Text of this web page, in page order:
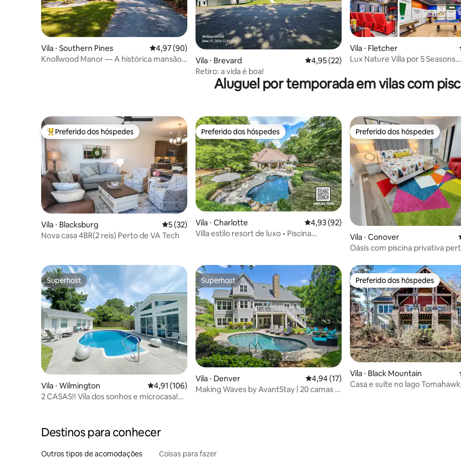
Vila ⋅ Southern Pines 4,97 de uma avaliação média de 5, 90 avaliações
4,97 (90)
Knollwood Manor — A histórica mansão
Vila ⋅ Brevard 4,95 de uma avaliação média de 5, 22
4,95 (22)
Retiro: a vida é boa!
Vila ⋅ Fletcher
Lux Nature Villa por 5 Seasons
Aluguel por temporada em vilas com
Entre os melhores preferidos dos hóspedes
Preferido dos hóspedes
Vila ⋅ Blacksburg 5 de uma avaliação média de 5, 32 avaliações
5 (32)
Nova casa 4BR(2 reis) Perto de VA Tech
Preferido dos hóspedes
Preferido dos hóspedes
Vila ⋅ Charlotte 4,93 de uma avaliação média de 5, 92
4,93 (92)
Villa estilo resort de luxo • Piscina
Preferido dos hóspedes
Preferido dos hóspedes
Vila ⋅ Conover
Oásis com piscina privativa
Superhost
Superhost
Vila ⋅ Wilmington 4,91 de uma avaliação média de 5, 106 avaliações
4,91 (106)
2 CASAS!! Vila dos sonhos e microcasa!
Superhost
Superhost
Vila ⋅ Denver 4,94 de uma avaliação média de 5, 17
4,94 (17)
Making Waves by AvantStay | 20 camas +
Preferido dos hóspedes
Preferido dos hóspedes
Vila ⋅ Black Mountain
Casa e suíte no lago
Destinos para conhecer
Outros tipos de acomodações Coisas para fazer